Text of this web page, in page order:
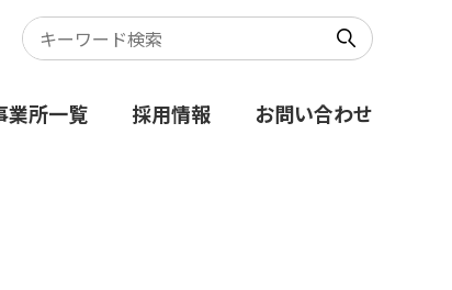
業所一覧 採用情報 お問い合わせ